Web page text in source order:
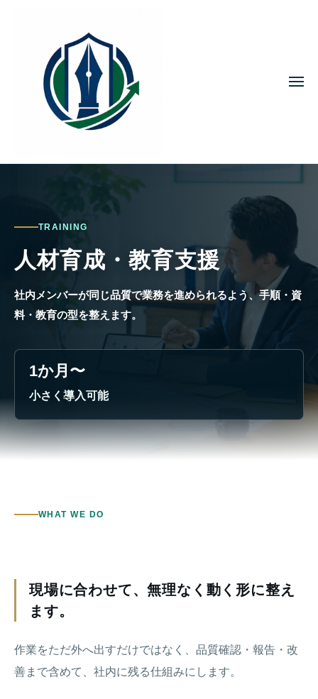
ッ
メ
TRAINING
人材育成・教育支援
社内メンバーが同じ品質で業務を進められるよう、手順・資
料・教育の型を整えます。
1か月〜
小さく導入可能
WHAT WE DO
現場に合わせて、無理なく動く形に整え
ます。
作業をただ外へ出すだけではなく、品質確認・報告・改
善まで含めて、社内に残る仕組みにします。